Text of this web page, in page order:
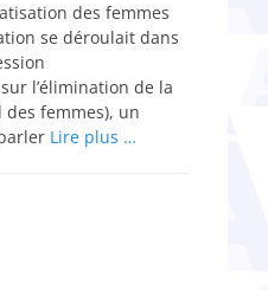
des femmes
se déroulait dans
l’élimination de la
des femmes), un
Lire plus …